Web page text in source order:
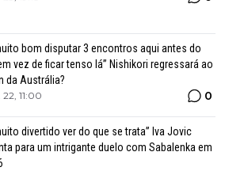
bom disputar 3 encontros aqui antes do
vez de ficar tenso lá” Nishikori regressará ao
da Austrália?
22, 11:00 0
divertido ver do que se trata” Iva Jovic
para um intrigante duelo com Sabalenka em